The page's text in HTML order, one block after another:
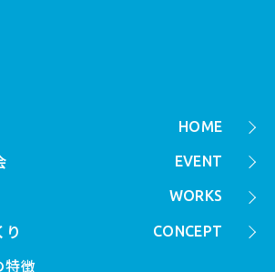
HOME
EVENT
WORKS
CONCEPT
り
特徴